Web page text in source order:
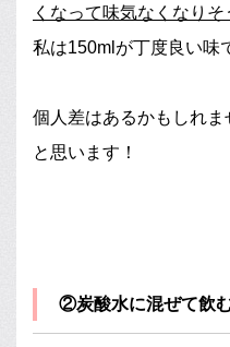
くなって味気なくなりそ
私は150mlが丁度良い味
個人差はあるかもしれ
と思います！
②炭酸水に混ぜて飲